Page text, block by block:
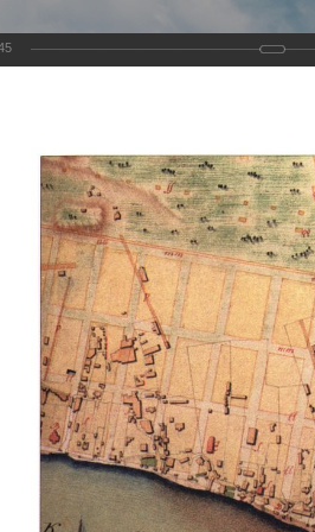
Экскурсия
Главная Галерея